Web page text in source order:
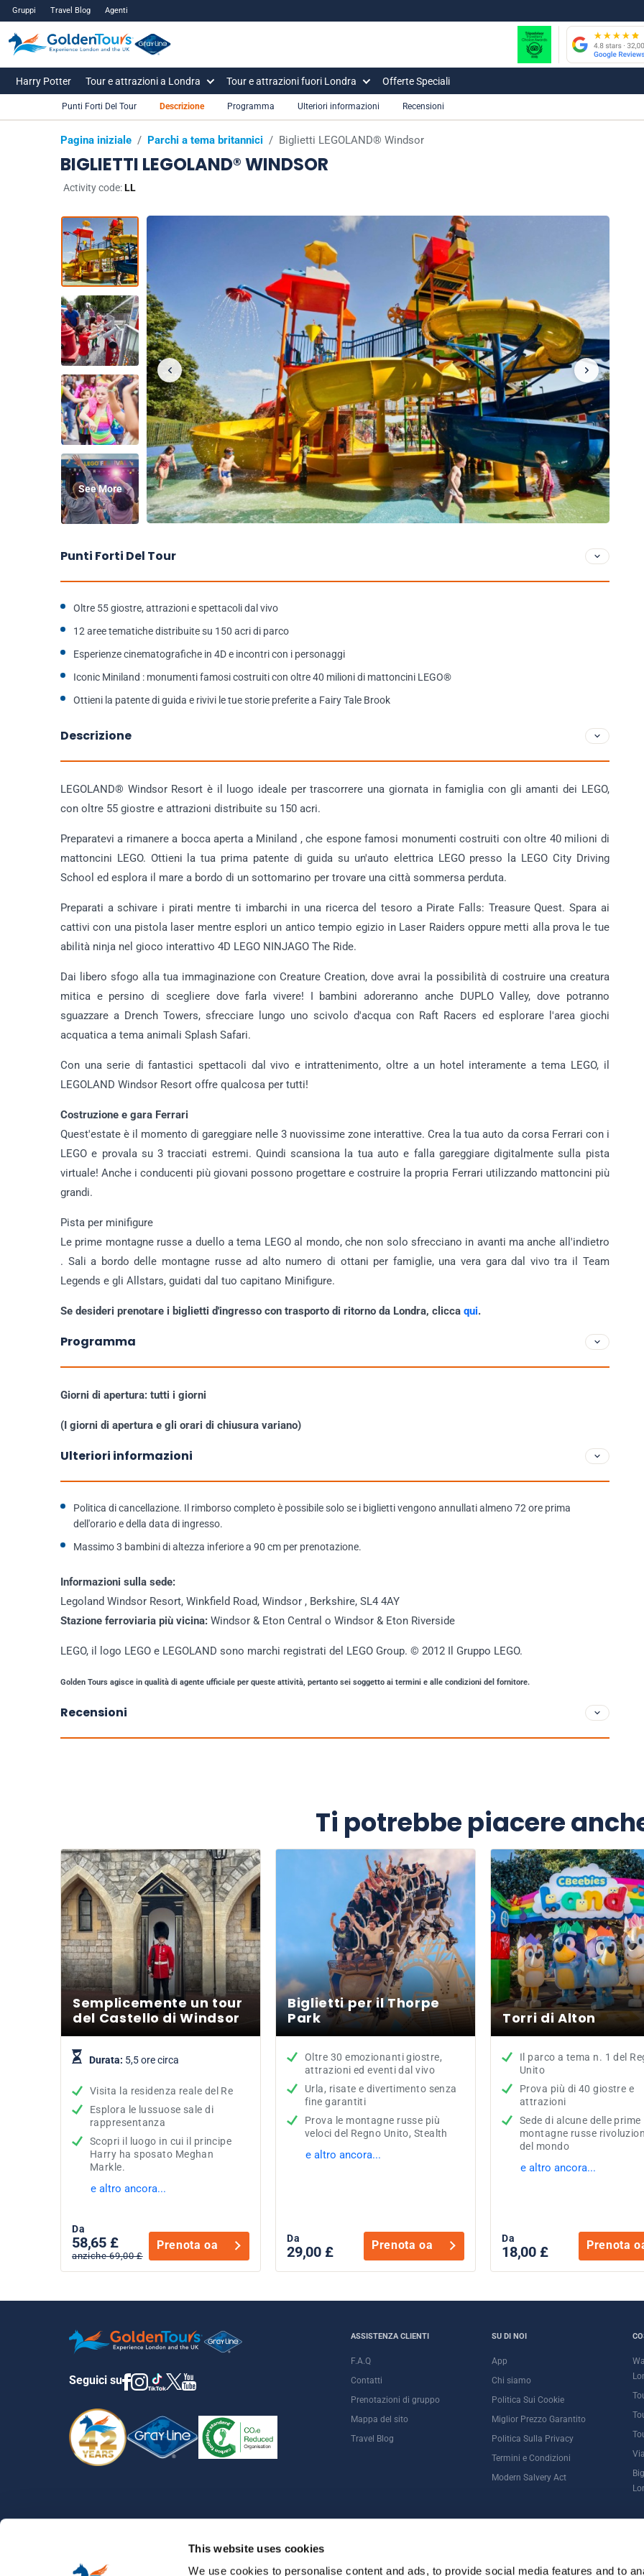
This website uses cookies
We use cookies to personalise content and ads, to provide social media features and to
Gruppi Travel Blog Agenti
Harry Potter Tour e attrazioni a Londra Tour e attrazioni fuori Londra Offerte Speciali
Pagina iniziale / Parchi a tema britannici / Biglietti LEGOLAND® Windsor
BIGLIETTI LEGOLAND® WINDSOR
Activity code:LL
See More
Punti Forti Del Tour Descrizione Programma Ulteriori informazioni Recensioni
Punti Forti Del Tour
Oltre 55 giostre, attrazioni e spettacoli dal vivo
12 aree tematiche distribuite su 150 acri di parco
Esperienze cinematografiche in 4D e incontri con i personaggi
Iconic Miniland : monumenti famosi costruiti con oltre 40 milioni di mattoncini LEGO®
Ottieni la patente di guida e rivivi le tue storie preferite a Fairy Tale Brook
Descrizione
LEGOLAND® Windsor Resort è il luogo ideale per trascorrere una giornata in famiglia con gli amanti dei LEGO,
con oltre 55 giostre e attrazioni distribuite su 150 acri.
Preparatevi a rimanere a bocca aperta a Miniland , che espone famosi monumenti costruiti con oltre 40 milioni di
mattoncini LEGO. Ottieni la tua prima patente di guida su un'auto elettrica LEGO presso la LEGO City Driving
School ed esplora il mare a bordo di un sottomarino per trovare una città sommersa perduta.
Preparati a schivare i pirati mentre ti imbarchi in una ricerca del tesoro a Pirate Falls: Treasure Quest. Spara ai
cattivi con una pistola laser mentre esplori un antico tempio egizio in Laser Raiders oppure metti alla prova le tue
abilità ninja nel gioco interattivo 4D LEGO NINJAGO The Ride.
Dai libero sfogo alla tua immaginazione con Creature Creation, dove avrai la possibilità di costruire una creatura
mitica e persino di scegliere dove farla vivere! I bambini adoreranno anche DUPLO Valley, dove potranno
sguazzare a Drench Towers, sfrecciare lungo uno scivolo d'acqua con Raft Racers ed esplorare l'area giochi
acquatica a tema animali Splash Safari.
Con una serie di fantastici spettacoli dal vivo e intrattenimento, oltre a un hotel interamente a tema LEGO, il
LEGOLAND Windsor Resort offre qualcosa per tutti!
Costruzione e gara Ferrari
Quest'estate è il momento di gareggiare nelle 3 nuovissime zone interattive. Crea la tua auto da corsa Ferrari con i
LEGO e provala su 3 tracciati estremi. Quindi scansiona la tua auto e falla gareggiare digitalmente sulla pista
virtuale! Anche i conducenti più giovani possono progettare e costruire la propria Ferrari utilizzando mattoncini più
grandi.
Pista per minifigure
Le prime montagne russe a duello a tema LEGO al mondo, che non solo sfrecciano in avanti ma anche all'indietro
. Sali a bordo delle montagne russe ad alto numero di ottani per famiglie, una vera gara dal vivo tra il Team
Legends e gli Allstars, guidati dal tuo capitano Minifigure.
Se desideri prenotare i biglietti d'ingresso con trasporto di ritorno da Londra, clicca qui.
Programma
Giorni di apertura: tutti i giorni
(I giorni di apertura e gli orari di chiusura variano)
Ulteriori informazioni
Politica di cancellazione. Il rimborso completo è possibile solo se i biglietti vengono annullati almeno 72 ore prima
dell'orario e della data di ingresso.
Massimo 3 bambini di altezza inferiore a 90 cm per prenotazione.
Informazioni sulla sede:
Legoland Windsor Resort, Winkfield Road, Windsor , Berkshire, SL4 4AY
Stazione ferroviaria più vicina: Windsor & Eton Central o Windsor & Eton Riverside
LEGO, il logo LEGO e LEGOLAND sono marchi registrati del LEGO Group. © 2012 Il Gruppo LEGO.
Golden Tours agisce in qualità di agente ufficiale per queste attività, pertanto sei soggetto ai termini e alle condizioni del fornitore.
Recensioni
Ti potrebbe piacere
Semplicemente un tour
del Castello di Windsor
Durata: 5,5 ore circa
Visita la residenza reale del Re
Esplora le lussuose sale di
rappresentanza
Scopri il luogo in cui il principe
Harry ha sposato Meghan
Markle.
e altro ancora...
Da
58,65 £
anziche 69,00 £
Prenota oa
Biglietti per il Thorpe
Park
Oltre 30 emozionanti giostre,
attrazioni ed eventi dal vivo
Urla, risate e divertimento senza
fine garantiti
Prova le montagne russe più
veloci del Regno Unito, Stealth
e altro ancora...
Da
29,00 £ Prenota oa
Torri di Alton
Il parco a tema n. 1 del
Unito
Prova più di 40 giostre e
attrazioni
Sede di alcune delle prime
montagne russe
del mondo
e altro ancora...
Da
18,00 £ Prenota
Seguici su
ASSISTENZA CLIENTI
F.A.Q
Contatti
Prenotazioni di gruppo
Mappa del sito
Travel Blog
SU DI NOI
App
Chi siamo
Politica Sui Cookie
Miglior Prezzo Garantito
Politica Sulla Privacy
Termini e Condizioni
Modern Salvery Act